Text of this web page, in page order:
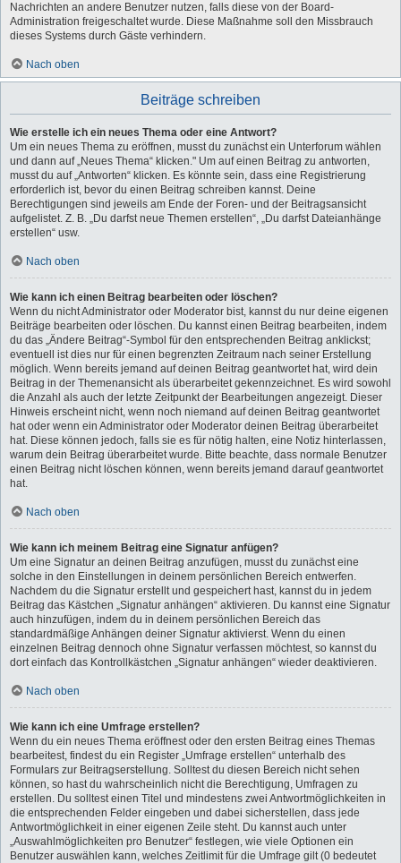
Nachrichten an andere Benutzer nutzen, falls diese von der Board-
Administration freigeschaltet wurde. Diese Maßnahme soll den Missbrauch
dieses Systems durch Gäste verhindern.
Nach oben
Beiträge schreiben
Wie erstelle ich ein neues Thema oder eine Antwort?
Um ein neues Thema zu eröffnen, musst du zunächst ein Unterforum wählen
und dann auf „Neues Thema“ klicken." Um auf einen Beitrag zu antworten,
musst du auf „Antworten“ klicken. Es könnte sein, dass eine Registrierung
erforderlich ist, bevor du einen Beitrag schreiben kannst. Deine
Berechtigungen sind jeweils am Ende der Foren- und der Beitragsansicht
aufgelistet. Z. B. „Du darfst neue Themen erstellen“, „Du darfst Dateianhänge
erstellen“ usw.
Nach oben
Wie kann ich einen Beitrag bearbeiten oder löschen?
Wenn du nicht Administrator oder Moderator bist, kannst du nur deine eigenen
Beiträge bearbeiten oder löschen. Du kannst einen Beitrag bearbeiten, indem
du das „Ändere Beitrag“-Symbol für den entsprechenden Beitrag anklickst;
eventuell ist dies nur für einen begrenzten Zeitraum nach seiner Erstellung
möglich. Wenn bereits jemand auf deinen Beitrag geantwortet hat, wird dein
Beitrag in der Themenansicht als überarbeitet gekennzeichnet. Es wird sowohl
die Anzahl als auch der letzte Zeitpunkt der Bearbeitungen angezeigt. Dieser
Hinweis erscheint nicht, wenn noch niemand auf deinen Beitrag geantwortet
hat oder wenn ein Administrator oder Moderator deinen Beitrag überarbeitet
hat. Diese können jedoch, falls sie es für nötig halten, eine Notiz hinterlassen,
warum dein Beitrag überarbeitet wurde. Bitte beachte, dass normale Benutzer
einen Beitrag nicht löschen können, wenn bereits jemand darauf geantwortet
hat.
Nach oben
Wie kann ich meinem Beitrag eine Signatur anfügen?
Um eine Signatur an deinen Beitrag anzufügen, musst du zunächst eine
solche in den Einstellungen in deinem persönlichen Bereich entwerfen.
Nachdem du die Signatur erstellt und gespeichert hast, kannst du in jedem
Beitrag das Kästchen „Signatur anhängen“ aktivieren. Du kannst eine Signatur
auch hinzufügen, indem du in deinem persönlichen Bereich das
standardmäßige Anhängen deiner Signatur aktivierst. Wenn du einen
einzelnen Beitrag dennoch ohne Signatur verfassen möchtest, so kannst du
dort einfach das Kontrollkästchen „Signatur anhängen“ wieder deaktivieren.
Nach oben
Wie kann ich eine Umfrage erstellen?
Wenn du ein neues Thema eröffnest oder den ersten Beitrag eines Themas
bearbeitest, findest du ein Register „Umfrage erstellen“ unterhalb des
Formulars zur Beitragserstellung. Solltest du diesen Bereich nicht sehen
können, so hast du wahrscheinlich nicht die Berechtigung, Umfragen zu
erstellen. Du solltest einen Titel und mindestens zwei Antwortmöglichkeiten in
die entsprechenden Felder eingeben und dabei sicherstellen, dass jede
Antwortmöglichkeit in einer eigenen Zeile steht. Du kannst auch unter
„Auswahlmöglichkeiten pro Benutzer“ festlegen, wie viele Optionen ein
Benutzer auswählen kann, welches Zeitlimit für die Umfrage gilt (0 bedeutet